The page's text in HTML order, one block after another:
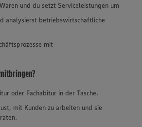
und du setzt Serviceleistungen um
analysierst betriebswirtschaftliche
mit
oder Fachabitur in der Tasche.
mit Kunden zu arbeiten und sie